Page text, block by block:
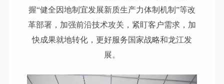
握“健全因地制宜发展新质生产力体制机制”等改
革部署，加强前沿技术攻关，紧盯客户需求，加
快成果就地转化，更好服务国家战略和龙江发
展。